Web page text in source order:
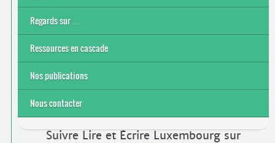
Regards sur …
Ressources en cascade
Nos publications
Nous contacter
Suivre Lire et Écrire Luxembourg sur